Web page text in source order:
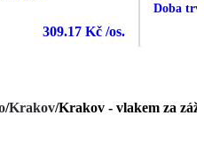
309.17 Kč /os.
Doba
/Krakov/Krakov - vlakem za